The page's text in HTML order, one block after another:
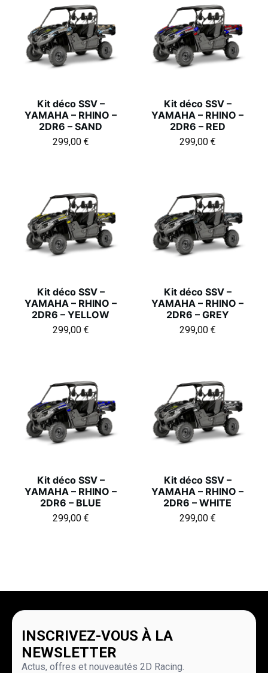
Kit déco SSV –
YAMAHA – RHINO –
2DR6 – SAND
299,00 €
Kit déco SSV –
YAMAHA – RHINO –
2DR6 – RED
299,00 €
Kit déco SSV –
YAMAHA – RHINO –
2DR6 – YELLOW
299,00 €
Kit déco SSV –
YAMAHA – RHINO –
2DR6 – GREY
299,00 €
Kit déco SSV –
YAMAHA – RHINO –
2DR6 – BLUE
299,00 €
Kit déco SSV –
YAMAHA – RHINO –
2DR6 – WHITE
299,00 €
INSCRIVEZ-VOUS À LA
NEWSLETTER
Actus, offres et nouveautés 2D Racing.